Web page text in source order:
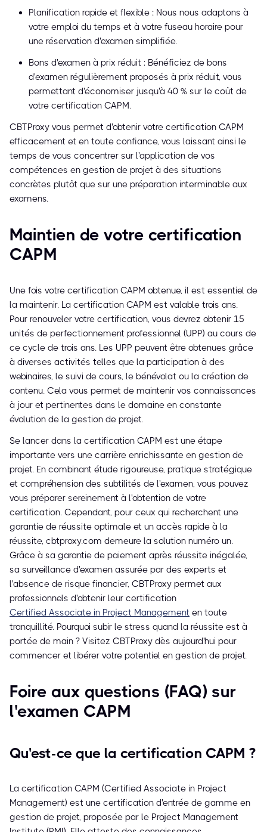
Planification rapide et flexible : Nous nous adaptons à
votre emploi du temps et à votre fuseau horaire pour
une réservation d'examen simplifiée.
Bons d'examen à prix réduit : Bénéficiez de bons
d'examen régulièrement proposés à prix réduit, vous
permettant d'économiser jusqu'à 40 % sur le coût de
votre certification CAPM.
CBTProxy vous permet d'obtenir votre certification CAPM
efficacement et en toute confiance, vous laissant ainsi le
temps de vous concentrer sur l'application de vos
compétences en gestion de projet à des situations
concrètes plutôt que sur une préparation interminable aux
examens.
Maintien de votre certification
CAPM
Une fois votre certification CAPM obtenue, il est essentiel de
la maintenir. La certification CAPM est valable trois ans.
Pour renouveler votre certification, vous devrez obtenir 15
unités de perfectionnement professionnel (UPP) au cours de
ce cycle de trois ans. Les UPP peuvent être obtenues grâce
à diverses activités telles que la participation à des
webinaires, le suivi de cours, le bénévolat ou la création de
contenu. Cela vous permet de maintenir vos connaissances
à jour et pertinentes dans le domaine en constante
évolution de la gestion de projet.
Se lancer dans la certification CAPM est une étape
importante vers une carrière enrichissante en gestion de
projet. En combinant étude rigoureuse, pratique stratégique
et compréhension des subtilités de l'examen, vous pouvez
vous préparer sereinement à l'obtention de votre
certification. Cependant, pour ceux qui recherchent une
garantie de réussite optimale et un accès rapide à la
réussite, cbtproxy.com demeure la solution numéro un.
Grâce à sa garantie de paiement après réussite inégalée,
sa surveillance d'examen assurée par des experts et
l'absence de risque financier, CBTProxy permet aux
professionnels d'obtenir leur certification
Certified Associate in Project Management en toute
tranquillité. Pourquoi subir le stress quand la réussite est à
portée de main ? Visitez CBTProxy dès aujourd'hui pour
commencer et libérer votre potentiel en gestion de projet.
Foire aux questions (FAQ) sur
l'examen CAPM
Qu'est-ce que la certification CAPM ?
La certification CAPM (Certified Associate in Project
Management) est une certification d'entrée de gamme en
gestion de projet, proposée par le Project Management